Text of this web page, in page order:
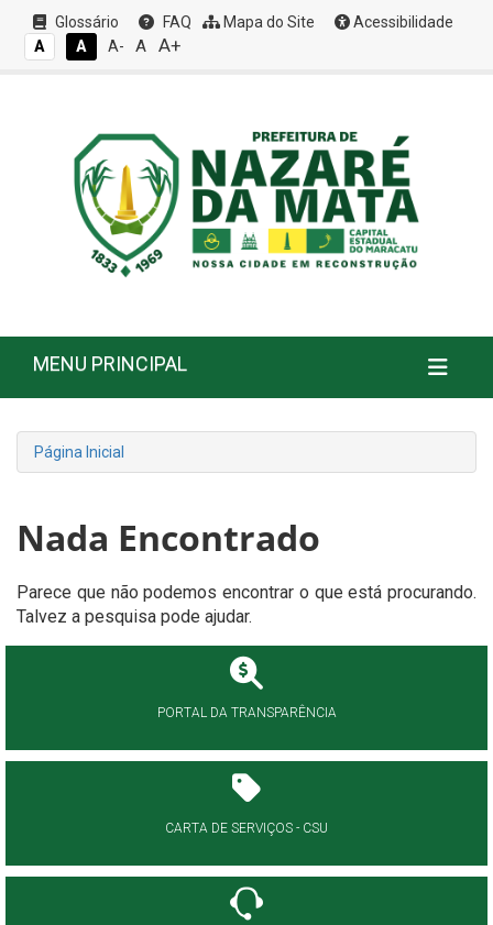
Glossário FAQ Mapa do Site
Acessibilidade
A
A A- A A+
MENU PRINCIPAL
Página Inicial
Nada Encontrado
Parece que não podemos encontrar o que está procurando.
Talvez a pesquisa pode ajudar.
PORTAL DA TRANSPARÊNCIA
CARTA DE SERVIÇOS - CSU